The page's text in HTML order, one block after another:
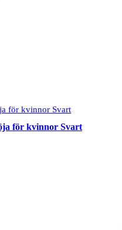
för kvinnor Svart